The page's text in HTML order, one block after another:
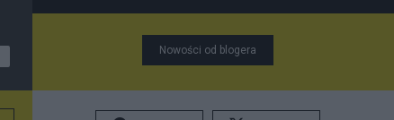
Nowości od blogera